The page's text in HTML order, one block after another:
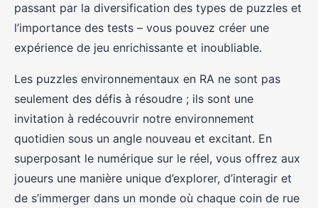
passant par la diversification des types de puzzles et
l’importance des tests – vous pouvez créer une
expérience de jeu enrichissante et inoubliable.
Les puzzles environnementaux en RA ne sont pas
seulement des défis à résoudre ; ils sont une
invitation à redécouvrir notre environnement
quotidien sous un angle nouveau et excitant. En
superposant le numérique sur le réel, vous offrez aux
joueurs une manière unique d’explorer, d’interagir et
de s’immerger dans un monde où chaque coin de rue